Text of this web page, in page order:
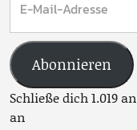
Abonnieren
Schließe dich 1.019
an